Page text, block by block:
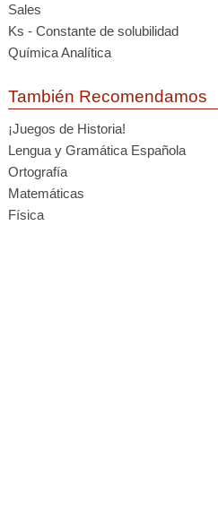
Sales
Ks - Constante de solubilidad
Química Analítica
También Recomendamos
¡Juegos de Historia!
Lengua y Gramática Española
Ortografía
Matemáticas
Física